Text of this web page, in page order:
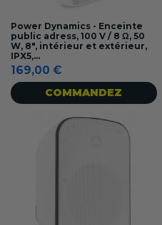
Power Dynamics - Enceinte
public adress, 100 V / 8 Ω, 50
W, 8", intérieur et extérieur,
IPX5,...
169,00 €
COMMANDEZ